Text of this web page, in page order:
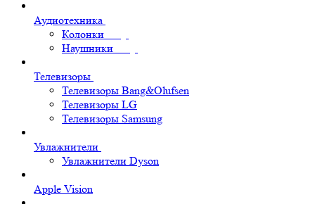
Аудиотехника
Колонки
Наушники
Телевизоры
Телевизоры Bang&Olufsen
Телевизоры LG
Телевизоры Samsung
Увлажнители
Увлажнители Dyson
Apple Vision